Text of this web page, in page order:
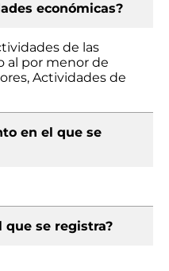
económicas?
de las
al por menor de
Actividades de
en el que se
que se registra?